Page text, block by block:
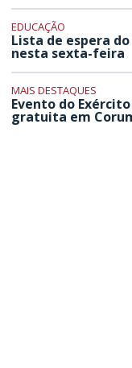
EDUCAÇÃO
Lista de espera
nesta sexta-feira
MAIS DESTAQUES
Evento do
gratuita em